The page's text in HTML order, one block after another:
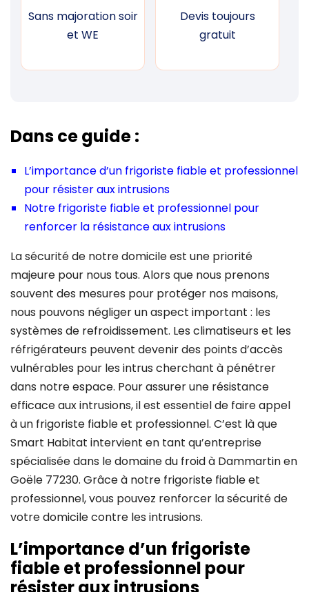
Sans majoration soir
et WE
Devis toujours
gratuit
Dans ce guide :
L’importance d’un frigoriste fiable et professionnel
pour résister aux intrusions
Notre frigoriste fiable et professionnel pour
renforcer la résistance aux intrusions
La sécurité de notre domicile est une priorité
majeure pour nous tous. Alors que nous prenons
souvent des mesures pour protéger nos maisons,
nous pouvons négliger un aspect important : les
systèmes de refroidissement. Les climatiseurs et les
réfrigérateurs peuvent devenir des points d’accès
vulnérables pour les intrus cherchant à pénétrer
dans notre espace. Pour assurer une résistance
efficace aux intrusions, il est essentiel de faire appel
à un frigoriste fiable et professionnel. C’est là que
Smart Habitat intervient en tant qu’entreprise
spécialisée dans le domaine du froid à Dammartin en
Goële 77230. Grâce à notre frigoriste fiable et
professionnel, vous pouvez renforcer la sécurité de
votre domicile contre les intrusions.
L’importance d’un frigoriste
fiable et professionnel pour